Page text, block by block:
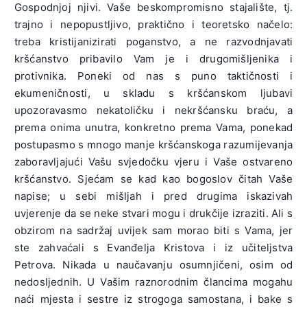
Gospodnjoj njivi. Vaše beskompromi­sno stajalište, tj.
trajno i nepopustljivo, praktično i teoretsko načelo:
treba kristijanizirati poganstvo, a ne razvodnjavati
kršćanstvo pribavilo Vam je i drugomišljenika i
protivnika. Poneki od nas s puno taktičnosti i
ekumeničnosti, u skladu s kršćanskom ljubavi
upozoravasmo nekatoličku i nekršćansku braću, a
prema onima unutra, konkretno prema Vama, ponekad
postupasmo s mnogo manje kršćanskoga razumijevanja
zaboravljajući Vašu svjedočku vjeru i Vaše ostvareno
kršćanstvo. Sje­ćam se kad kao bogoslov čitah Vaše
napise; u sebi mišljah i pred dru­gima iskazivah
uvjerenje da se neke stvari mogu i drukčije izraziti. Ali s
obzirom na sadržaj uvijek sam morao biti s Vama, jer
ste zahvaćali s Evanđelja Kristova i iz učiteljstva
Petrova. Nikada u naučavanju osu­mnjičeni, osim od
nedosljednih. U Vašim raznorodnim člancima mo­gahu
naći mjesta i sestre iz strogoga samostana, i bake s